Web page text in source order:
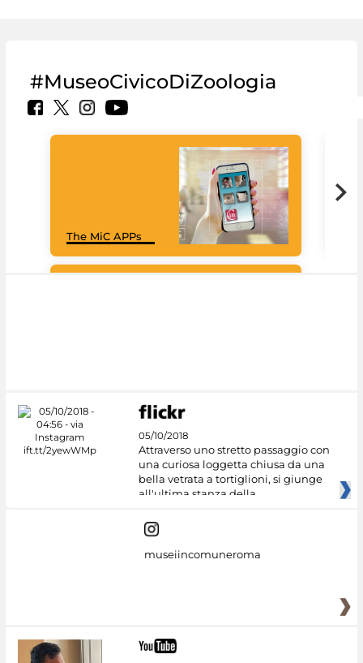
#MuseoCivicoDiZoologia
The MiC APPs
05/10/2018
Attraverso uno stretto passaggio con
una curiosa loggetta chiusa da una
bella vetrata a tortiglioni, si giunge
all'ultima stanza della
museiincomuneroma